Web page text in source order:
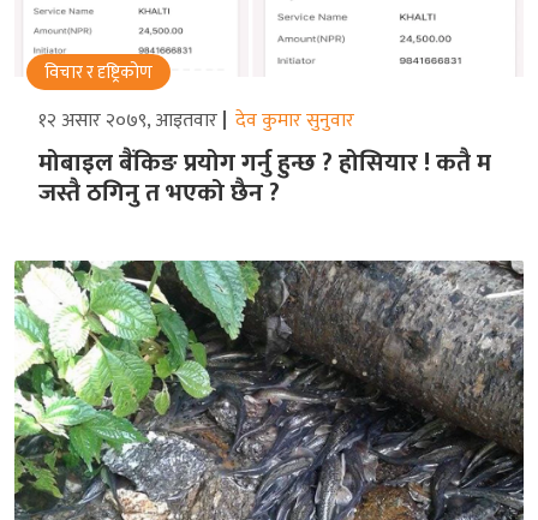
विचार र दृष्ट्रिकोण
१२ असार २०७९, आइतवार देव कुमार सुनुवार
मोबाइल बैंकिङ प्रयोग गर्नु हुन्छ ? होसियार ! कतै म
जस्तै ठगिनु त भएको छैन ?